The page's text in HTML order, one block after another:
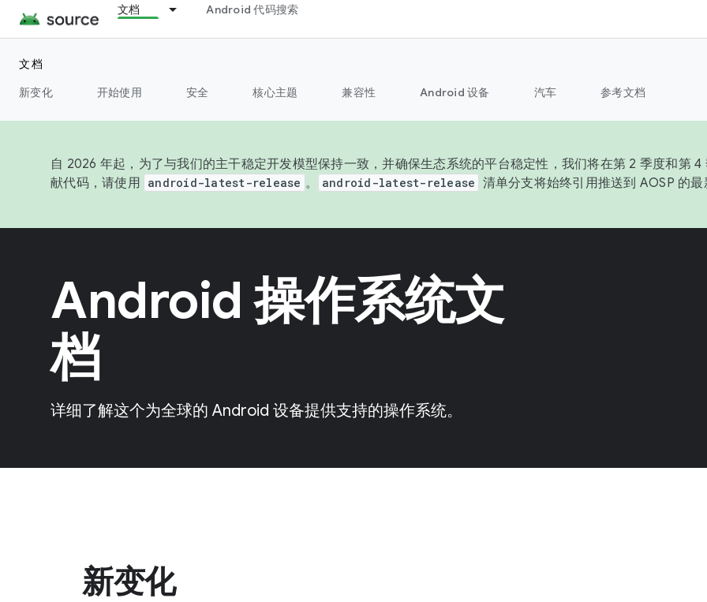
文档 Android 代码搜索
文档
新变化
开始使用 安全 核心主题 兼容性 Android 设备 汽车 参考文档
自 2026 年起，为了与我们的主干稳定开发模型保持一致，并确保生态系统的平台稳定性，我们将在第 2 季度和第
献代码，请使用 android-latest-release 。 android-latest-release 清单分支将始终引用推送到 AOSP 的
Android 操作系统文
档
详细了解这个为全球的 Android 设备提供支持的操作系统。
新变化